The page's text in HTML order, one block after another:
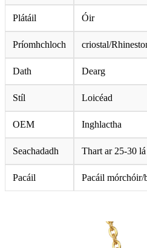
Plátáil Óir
Príomhchloch criostal/
Dath Dearg
Stíl Loicéad
OEM Inghlactha
Seachadadh Thart ar 25-30 lá
Pacáil Pacáil mórchóir/